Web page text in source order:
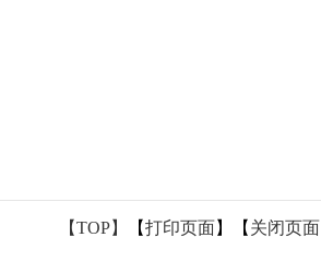
【TOP】 【打印页面】【 关闭页面